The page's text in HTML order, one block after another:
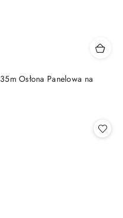
Osłona Panelowa na